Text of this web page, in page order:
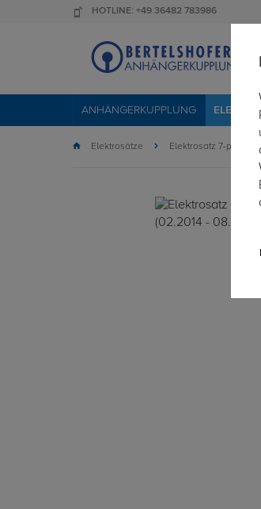
HOTLINE: +49 36482 783986
ANHÄNGERKUPPLUNG
Elektrosätze Elektrosatz 7-polig